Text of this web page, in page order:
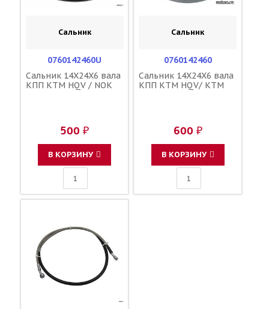
Сальник
0760142460U
Сальник 14X24X6 вала
КПП KTM HQV / NOK
500 ₽
В КОРЗИНУ
Сальник
0760142460
Сальник 14X24X6 вала
КПП KTM HQV/ KTM
600 ₽
В КОРЗИНУ